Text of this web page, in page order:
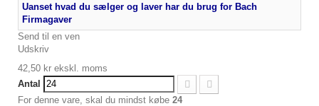
Uanset hvad du sælger og laver har du brug for Bach
Firmagaver
Send til en ven
Udskriv
42,50 kr ekskl. moms
Antal
For denne vare, skal du mindst købe 24